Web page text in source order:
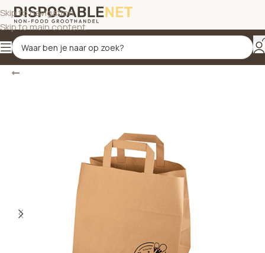
Skip to navigation
Skip to main content
Terug Home/papier